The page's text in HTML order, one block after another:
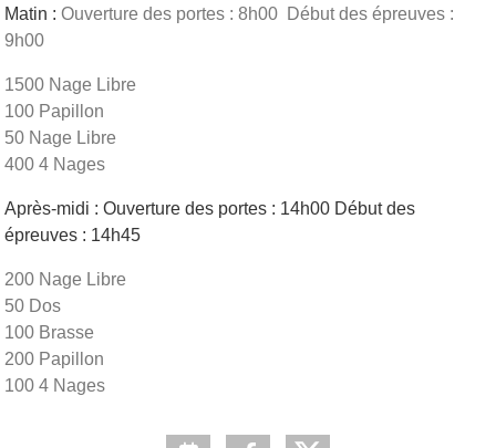
Matin : Ouverture des portes : 8h00 Début des épreuves :
9h00
1500 Nage Libre
100 Papillon
50 Nage Libre
400 4 Nages
Après-midi : Ouverture des portes : 14h00 Début des
épreuves : 14h45
200 Nage Libre
50 Dos
100 Brasse
200 Papillon
100 4 Nages